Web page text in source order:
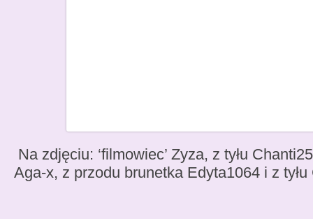
Na zdjęciu: ‘filmowiec’ Zyza, z tyłu
Aga-x, z przodu brunetka Edyta1064 i z